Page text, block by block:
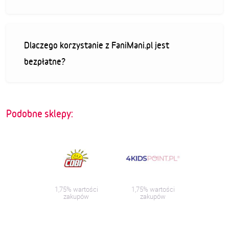
Dlaczego korzystanie z FaniMani.pl jest
bezpłatne?
Podobne sklepy:
1,75% wartości
zakupów
1,75% wartości
zakupów